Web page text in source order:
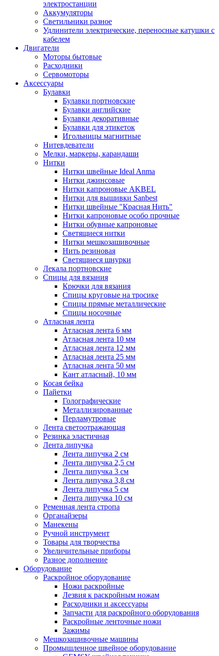
электростанции
Аккумуляторы
Светильники разное
Удлинители электрические, переносные катушки с
кабелем
Двигатели
Моторы бытовые
Расходники
Сервомоторы
Аксессуары
Булавки
Булавки портновские
Булавки английские
Булавки декоративные
Булавки для этикеток
Игольницы магнитные
Нитевдеватели
Мелки, маркеры, карандаши
Нитки
Нитки швейные Ideal Anma
Нитки джинсовые
Нитки капроновые AKBEL
Нитки для вышивки Sanbest
Нитки швейные "Красная Нить"
Нитки капроновые особо прочные
Нитки обувные капроновые
Светящиеся нитки
Нитки мешкозашивочные
Нить резиновая
Светящиеся шнурки
Лекала портновские
Спицы для вязания
Крючки для вязания
Спицы круговые на тросике
Спицы прямые металлические
Спицы носочные
Атласная лента
Атласная лента 6 мм
Атласная лента 10 мм
Атласная лента 12 мм
Атласная лента 25 мм
Атласная лента 50 мм
Кант атласный, 10 мм
Косая бейка
Пайетки
Голографические
Металлизированные
Перламутровые
Лента светоотражающая
Резинка эластичная
Лента липучка
Лента липучка 2 см
Лента липучка 2,5 см
Лента липучка 3 см
Лента липучка 3,8 см
Лента липучка 5 см
Лента липучка 10 см
Ременная лента стропа
Органайзеры
Манекены
Ручной инструмент
Товары для творчества
Увеличительные приборы
Разное дополнение
Оборудование
Раскройное оборудование
Ножи раскройные
Лезвия к раскройным ножам
Расходники и аксессуары
Запчасти для раскройного оборудования
Раскройные ленточные ножи
Зажимы
Мешкозашивочные машины
Промышленное швейное оборудование